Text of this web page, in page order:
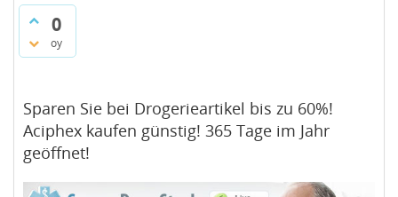
0
oy
Sparen Sie bei Drogerieartikel bis zu 60%!
Aciphex kaufen günstig! 365 Tage im Jahr
geöffnet!